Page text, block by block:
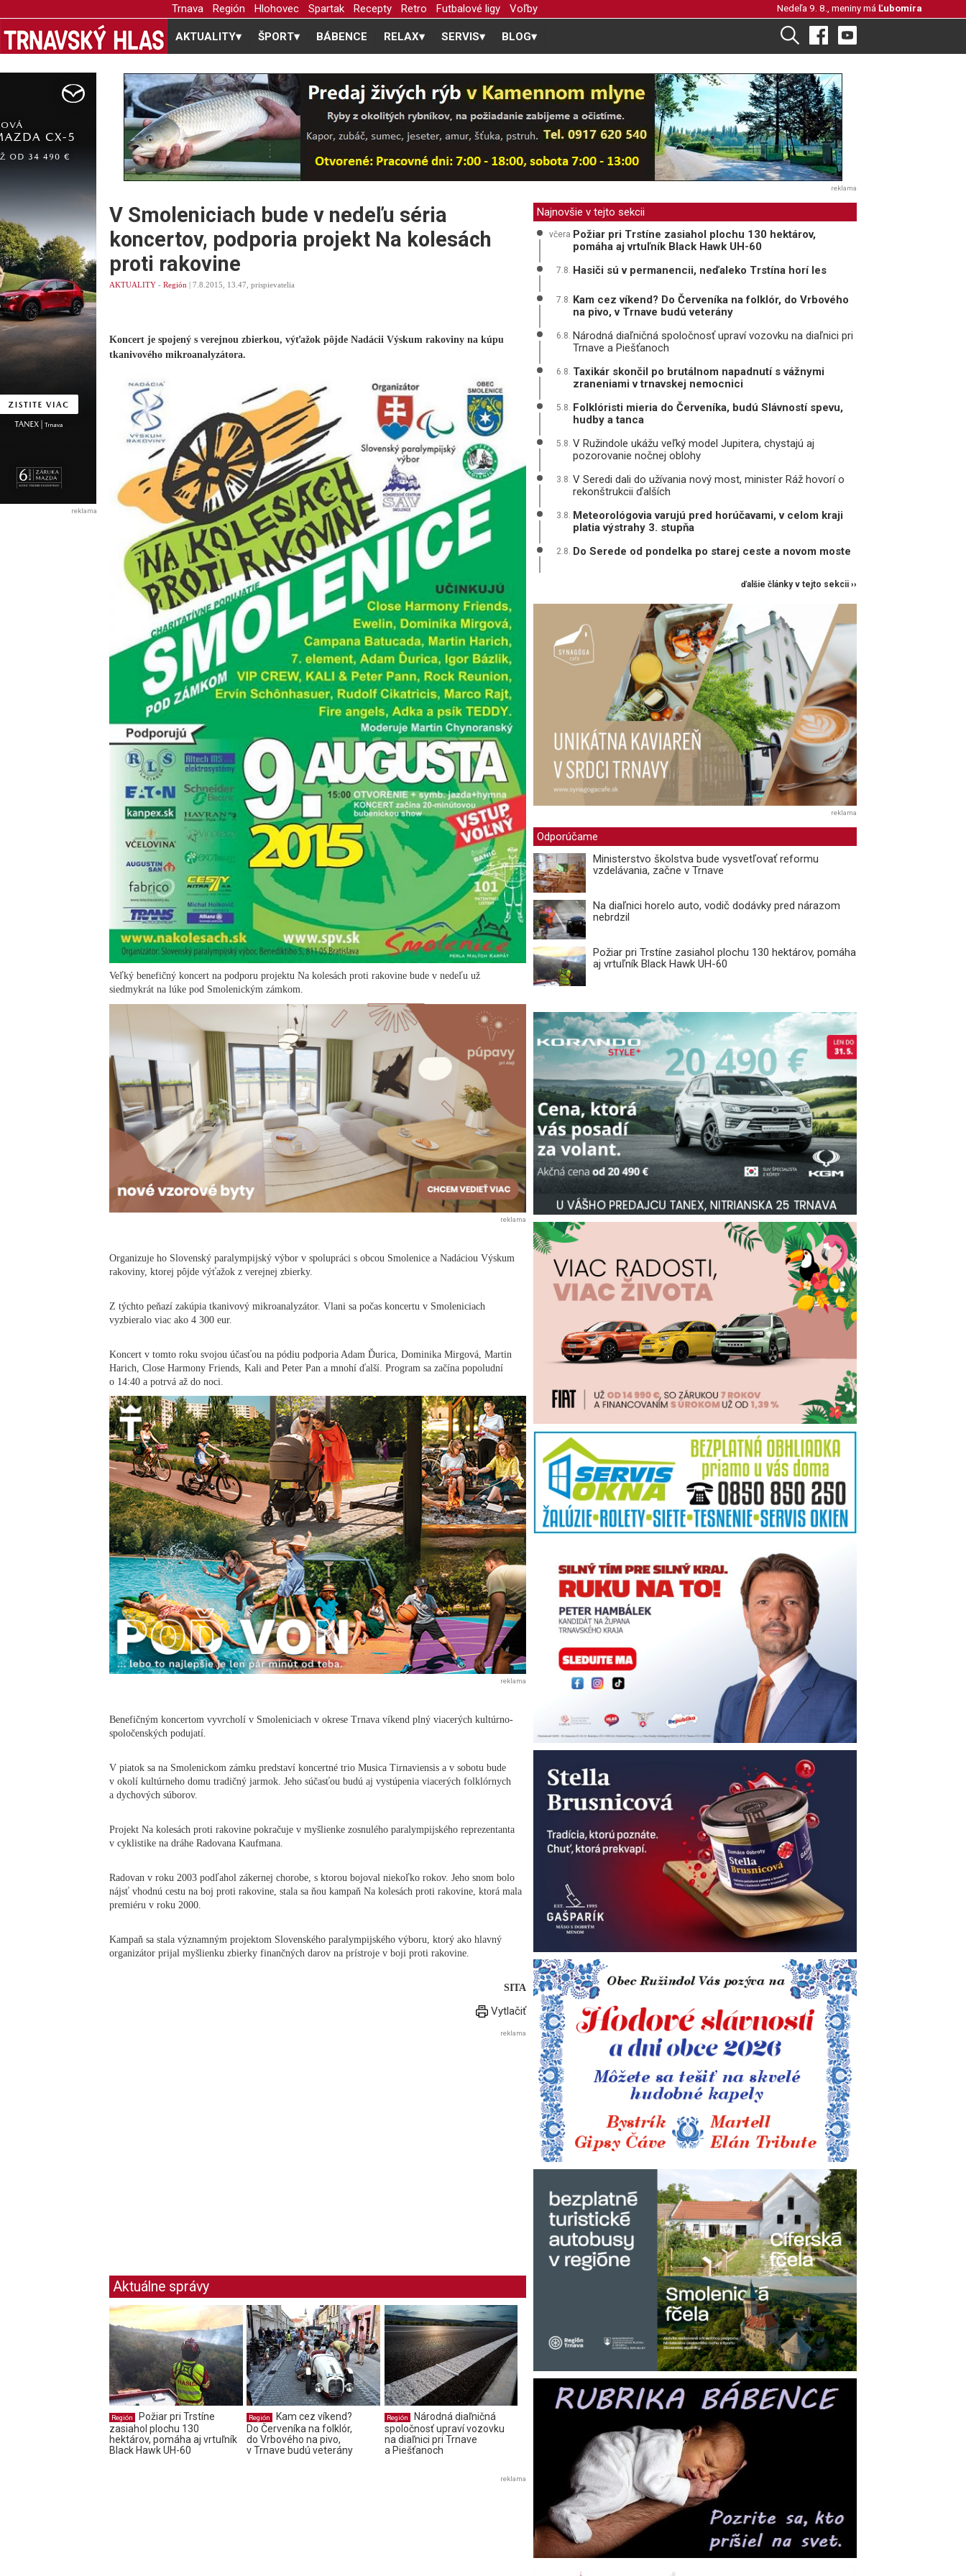
Trnava Región Hlohovec Spartak Recepty Retro Futbalové ligy Voľby Nedeľa 9. 8., meniny má Ľubomíra
AKTUALITY▾ ŠPORT▾ BÁBENCE RELAX▾ SERVIS▾ BLOG▾
reklama
V Smoleniciach bude v nedeľu séria
koncertov, podporia projekt Na kolesách
proti rakovine
AKTUALITY - Región | 7.8.2015, 13.47, prispievatelia
Koncert je spojený s verejnou zbierkou, výťažok pôjde Nadácii Výskum rakoviny na kúpu
tkanivového mikroanalyzátora.
Veľký benefičný koncert na podporu projektu Na kolesách proti rakovine bude v nedeľu už
siedmykrát na lúke pod Smolenickým zámkom.
reklama
Organizuje ho Slovenský paralympijský výbor v spolupráci s obcou Smolenice a Nadáciou Výskum
rakoviny, ktorej pôjde výťažok z verejnej zbierky.
Z týchto peňazí zakúpia tkanivový mikroanalyzátor. Vlani sa počas koncertu v Smoleniciach
vyzbieralo viac ako 4 300 eur.
Koncert v tomto roku svojou účasťou na pódiu podporia Adam Ďurica, Dominika Mirgová, Martin
Harich, Close Harmony Friends, Kali and Peter Pan a mnohí ďalší. Program sa začína popoludní
o 14:40 a potrvá až do noci.
reklama
Benefičným koncertom vyvrcholí v Smoleniciach v okrese Trnava víkend plný viacerých kultúrno-
spoločenských podujatí.
V piatok sa na Smolenickom zámku predstaví koncertné trio Musica Tirnaviensis a v sobotu bude
v okolí kultúrneho domu tradičný jarmok. Jeho súčasťou budú aj vystúpenia viacerých folklórnych
a dychových súborov.
Projekt Na kolesách proti rakovine pokračuje v myšlienke zosnulého paralympijského reprezentanta
v cyklistike na dráhe Radovana Kaufmana.
Radovan v roku 2003 podľahol zákernej chorobe, s ktorou bojoval niekoľko rokov. Jeho snom bolo
nájsť vhodnú cestu na boj proti rakovine, stala sa ňou kampaň Na kolesách proti rakovine, ktorá mala
premiéru v roku 2000.
Kampaň sa stala významným projektom Slovenského paralympijského výboru, ktorý ako hlavný
organizátor prijal myšlienku zbierky finančných darov na prístroje v boji proti rakovine.
SITA
Vytlačiť
reklama
Aktuálne správy
Región
Požiar pri Trstíne
zasiahol plochu 130
hektárov, pomáha aj vrtuľník
Black Hawk UH-60
Región
Kam cez víkend?
Do Červeníka na folklór,
do Vrbového na pivo,
v Trnave budú veterány
Región
Národná diaľničná
spoločnosť upraví vozovku
na diaľnici pri Trnave
a Piešťanoch
reklama
Najnovšie v tejto sekcii
včera Požiar pri Trstíne zasiahol plochu 130 hektárov,
pomáha aj vrtuľník Black Hawk UH-60
7.8. Hasiči sú v permanencii, neďaleko Trstína horí les
7.8. Kam cez víkend? Do Červeníka na folklór, do Vrbového
na pivo, v Trnave budú veterány
6.8. Národná diaľničná spoločnosť upraví vozovku na diaľnici pri
Trnave a Piešťanoch
6.8. Taxikár skončil po brutálnom napadnutí s vážnymi
zraneniami v trnavskej nemocnici
5.8. Folklóristi mieria do Červeníka, budú Slávností spevu,
hudby a tanca
5.8. V Ružindole ukážu veľký model Jupitera, chystajú aj
pozorovanie nočnej oblohy
3.8. V Seredi dali do užívania nový most, minister Ráž hovorí o
rekonštrukcii ďalších
3.8. Meteorológovia varujú pred horúčavami, v celom kraji
platia výstrahy 3. stupňa
2.8. Do Serede od pondelka po starej ceste a novom moste
ďalšie články v tejto sekcii ››
reklama
Odporúčame
Ministerstvo školstva bude vysvetľovať reformu
vzdelávania, začne v Trnave
Na diaľnici horelo auto, vodič dodávky pred nárazom
nebrdzil
Požiar pri Trstíne zasiahol plochu 130 hektárov, pomáha
aj vrtuľník Black Hawk UH-60
reklama